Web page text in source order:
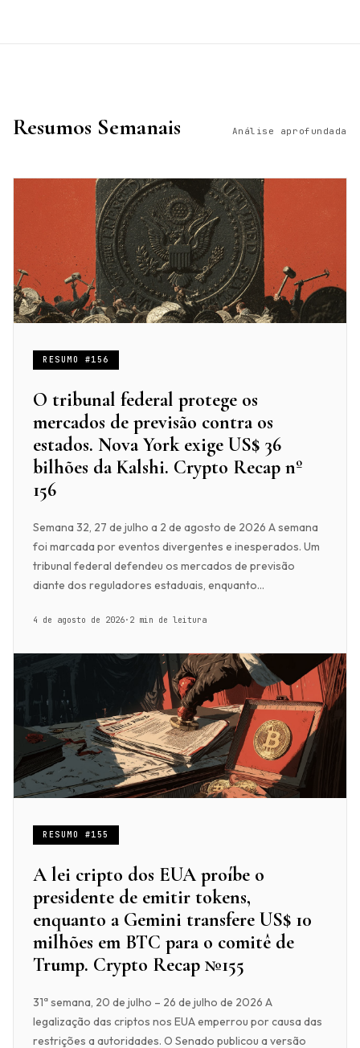
Resumos Semanais Análise aprofundada
RESUMO #156
O tribunal federal protege os
mercados de previsão contra os
estados. Nova York exige US$ 36
bilhões da Kalshi. Crypto Recap nº
156
Semana 32, 27 de julho a 2 de agosto de 2026 A semana
foi marcada por eventos divergentes e inesperados. Um
tribunal federal defendeu os mercados de previsão
diante dos reguladores estaduais, enquanto...
4 de agosto de 2026· 2 min de leitura
RESUMO #155
A lei cripto dos EUA proíbe o
presidente de emitir tokens,
enquanto a Gemini transfere US$ 10
milhões em BTC para o comitê de
Trump. Crypto Recap №155
31ª semana, 20 de julho – 26 de julho de 2026 A
legalização das criptos nos EUA emperrou por causa das
restrições a autoridades. O Senado publicou a versão